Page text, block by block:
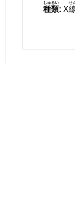
種類
しゅるい
: X
せ